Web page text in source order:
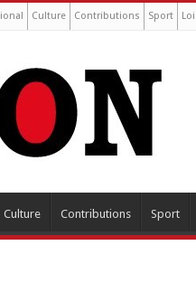
Culture Contributions Sport
Culture Contributions Sport